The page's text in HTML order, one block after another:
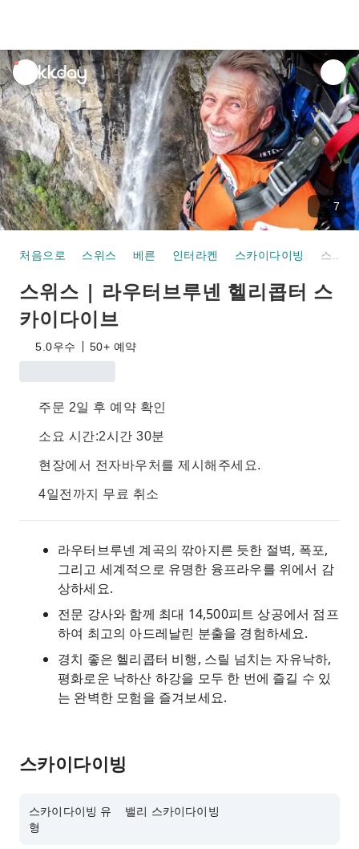
unread
notifications
7
처음으로 스위스 베른 인터라켄 스카이다이빙
스위스 | 라우터브루넨 헬리콥터 스
카이다이브
5.0우수 50+ 예약
주문 2일 후 예약 확인
소요 시간:2시간 30분
현장에서 전자바우처를 제시해주세요.
4일전까지 무료 취소
라우터브루넨 계곡의 깎아지른 듯한 절벽, 폭포,
그리고 세계적으로 유명한 융프라우를 위에서 감
상하세요.
전문 강사와 함께 최대 14,500피트 상공에서 점프
하여 최고의 아드레날린 분출을 경험하세요.
경치 좋은 헬리콥터 비행, 스릴 넘치는 자유낙하,
평화로운 낙하산 하강을 모두 한 번에 즐길 수 있
는 완벽한 모험을 즐겨보세요.
스카이다이빙
스카이다이빙 유
형
밸리 스카이다이빙